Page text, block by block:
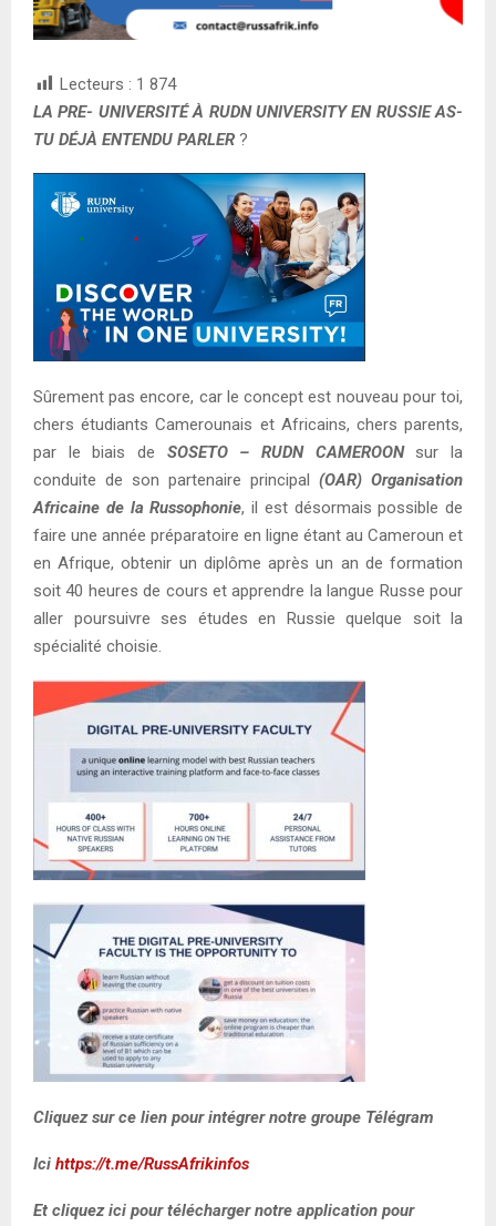
Lecteurs : 1 874
LA PRE- UNIVERSITÉ À RUDN UNIVERSITY EN RUSSIE AS-
TU DÉJÀ ENTENDU PARLER ?
Sûrement pas encore, car le concept est nouveau pour toi,
chers étudiants Camerounais et Africains, chers parents,
par le biais de SOSETO – RUDN CAMEROONsur la
conduite de son partenaire principal (OAR) Organisation
Africaine de la Russophonie, il est désormais possible de
faire une année préparatoire en ligne étant au Cameroun et
en Afrique, obtenir un diplôme après un an de formation
soit 40 heures de cours et apprendre la langue Russe pour
aller poursuivre ses études en Russie quelque soit la
spécialité choisie.
Cliquez sur ce lien pour intégrer notre groupe Télégram
Ici https://t.me/RussAfrikinfos
Et cliquez ici pour télécharger notre application pour